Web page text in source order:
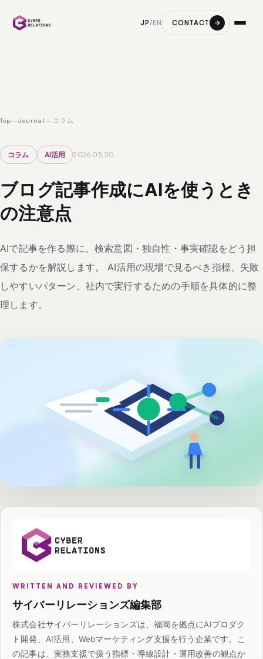
JP/EN CONTACT
Top—Journal — コラム
コラム AI活用 2026.05.20
ブログ記事作成にAIを使うとき
の注意点
AIで記事を作る際に、検索意図・独自性・事実確認をどう担
保するかを解説します。 AI活用の現場で見るべき指標、失敗
しやすいパターン、社内で実行するための手順を具体的に整
理します。
WRITTEN AND REVIEWED BY
サイバーリレーションズ編集部
株式会社サイバーリレーションズは、福岡を拠点にAIプロダク
ト開発、AI活用、Webマーケティング支援を行う企業です。こ
の記事は、実務支援で扱う指標・導線設計・運用改善の観点か